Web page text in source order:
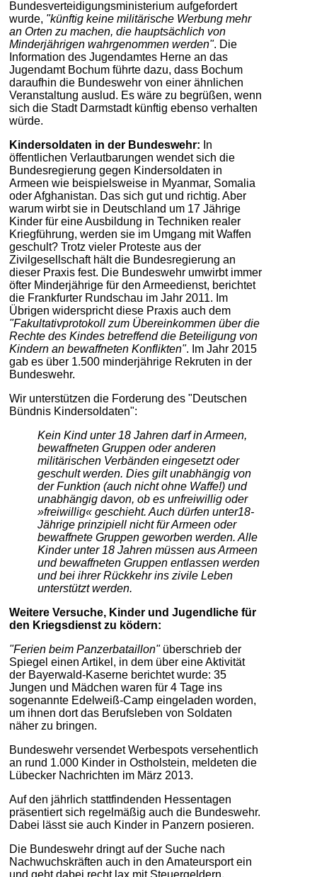
Bundesverteidigungsministerium aufgefordert
wurde, "künftig keine militärische Werbung mehr
an Orten zu machen, die hauptsächlich von
Minderjährigen wahrgenommen werden". Die
Information des Jugendamtes Herne an das
Jugendamt Bochum führte dazu, dass Bochum
daraufhin die Bundeswehr von einer ähnlichen
Veranstaltung auslud. Es wäre zu begrüßen, wenn
sich die Stadt Darmstadt künftig ebenso verhalten
würde.
Kindersoldaten in der Bundeswehr: In
öffentlichen Verlautbarungen wendet sich die
Bundesregierung gegen Kindersoldaten in
Armeen wie beispielsweise in Myanmar, Somalia
oder Afghanistan. Das sich gut und richtig. Aber
warum wirbt sie in Deutschland um 17 Jährige
Kinder für eine Ausbildung in Techniken realer
Kriegführung, werden sie im Umgang mit Waffen
geschult? Trotz vieler Proteste aus der
Zivilgesellschaft hält die Bundesregierung an
dieser Praxis fest. Die Bundeswehr umwirbt immer
öfter Minderjährige für den Armeedienst, berichtet
die Frankfurter Rundschau im Jahr 2011. Im
Übrigen widerspricht diese Praxis auch dem
"Fakultativprotokoll zum Übereinkommen über die
Rechte des Kindes betreffend die Beteiligung von
Kindern an bewaffneten Konflikten". Im Jahr 2015
gab es über 1.500 minderjährige Rekruten in der
Bundeswehr.
Wir unterstützen die Forderung des "Deutschen
Bündnis Kindersoldaten":
Kein Kind unter 18 Jahren darf in Armeen,
bewaffneten Gruppen oder anderen
militärischen Verbänden eingesetzt oder
geschult werden. Dies gilt unabhängig von
der Funktion (auch nicht ohne Waffe!) und
unabhängig davon, ob es unfreiwillig oder
»freiwillig« geschieht. Auch dürfen unter18-
Jährige prinzipiell nicht für Armeen oder
bewaffnete Gruppen geworben werden. Alle
Kinder unter 18 Jahren müssen aus Armeen
und bewaffneten Gruppen entlassen werden
und bei ihrer Rückkehr ins zivile Leben
unterstützt werden.
Weitere Versuche, Kinder und Jugendliche für
den Kriegsdienst zu ködern:
"Ferien beim Panzerbataillon"überschrieb der
Spiegel einen Artikel, in dem über eine Aktivität
der Bayerwald-Kaserne berichtet wurde: 35
Jungen und Mädchen waren für 4 Tage ins
sogenannte Edelweiß-Camp eingeladen worden,
um ihnen dort das Berufsleben von Soldaten
näher zu bringen.
Bundeswehr versendet Werbespots versehentlich
an rund 1.000 Kinder in Ostholstein, meldeten die
Lübecker Nachrichten im März 2013.
Auf den jährlich stattfindenden Hessentagen
präsentiert sich regelmäßig auch die Bundeswehr.
Dabei lässt sie auch Kinder in Panzern posieren.
Die Bundeswehr dringt auf der Suche nach
Nachwuchskräften auch in den Amateursport ein